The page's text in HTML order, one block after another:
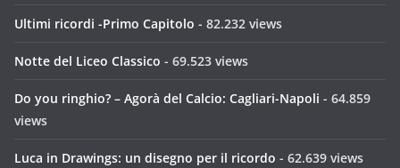
Ultimi ricordi -Primo Capitolo - 82.232 views
Notte del Liceo Classico - 69.523 views
Do you ringhio? – Agorà del Calcio: Cagliari-Napoli - 64.859
views
Luca in Drawings: un disegno per il ricordo - 62.639 views